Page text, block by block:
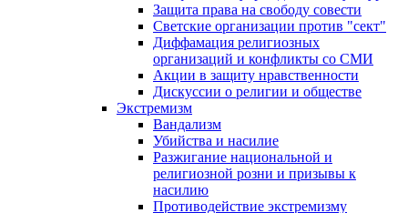
Защита права на свободу совести
Светские организации против "сект"
Диффамация религиозных
организаций и конфликты со СМИ
Акции в защиту нравственности
Дискуссии о религии и обществе
Экстремизм
Вандализм
Убийства и насилие
Разжигание национальной и
религиозной розни и призывы к
насилию
Противодействие экстремизму